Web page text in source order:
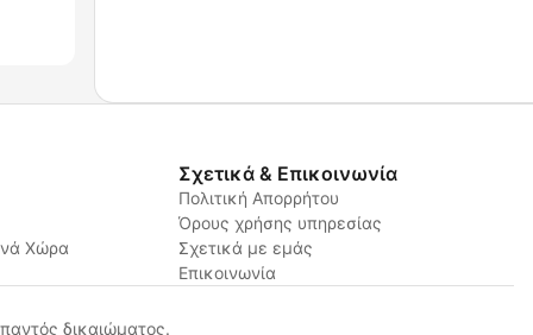
Χώρα
Σχετικά & Επικοινωνία
Πολιτική Απορρήτου
Όρους χρήσης υπηρεσίας
Σχετικά με εμάς
Επικοινωνία
δικαιώματος.